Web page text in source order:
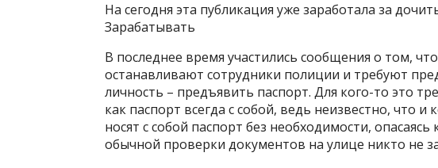
На сегодня эта публикация уже заработала за
Зарабатывать
В последнее время участились сообщения о том,
останавливают сотрудники полиции и требуют
личность – предъявить паспорт. Для кого-то это
как паспорт всегда с собой, ведь неизвестно, что
носят с собой паспорт без необходимости,
обычной проверки документов на улице никто не